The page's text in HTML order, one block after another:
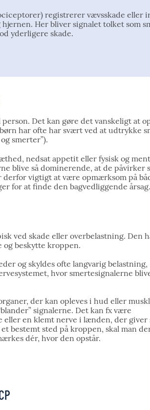
registrerer vævsskade eller
Her bliver signalet tolket som
yderligere skade.
Det kan gøre det vanskeligt at
har ofte har svært ved at udtrykke
smerter”).
nedsat appetit eller fysisk og
blive så dominerende, at de påvirker
vigtigt at være opmærksom på
for at finde den bagvedliggende årsag.
ved skade eller overbelastning. Den
og beskytte kroppen.
og skyldes ofte langvarig belastning,
hvor smertesignalerne
der kan opleves i hud eller
signalerne. Det kan fx være
en klemt nerve i lænden, der giver
bestemt sted på kroppen, skal man
dér, hvor den opstår.